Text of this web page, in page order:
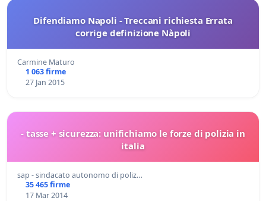
Difendiamo Napoli - Treccani richiesta Errata
corrige definizione Nàpoli
Carmine Maturo
1 063 firme
27 Jan 2015
- tasse + sicurezza: unifichiamo le forze di polizia in
italia
sap - sindacato autonomo di poliz…
35 465 firme
17 Mar 2014